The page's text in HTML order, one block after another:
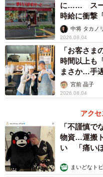
【出典】
▽SalesNow DB
https://salesnow.jp/db
に…… スー
時給に衝撃
言ってる」
中将 タカノリ
2026.08.04
「お客さ
時間以上も
まさか…手
はなく、日
宮前 晶子
2026.08.04
アク
「不謹慎で
物資…運搬
い 「痛いほ
まいどなト